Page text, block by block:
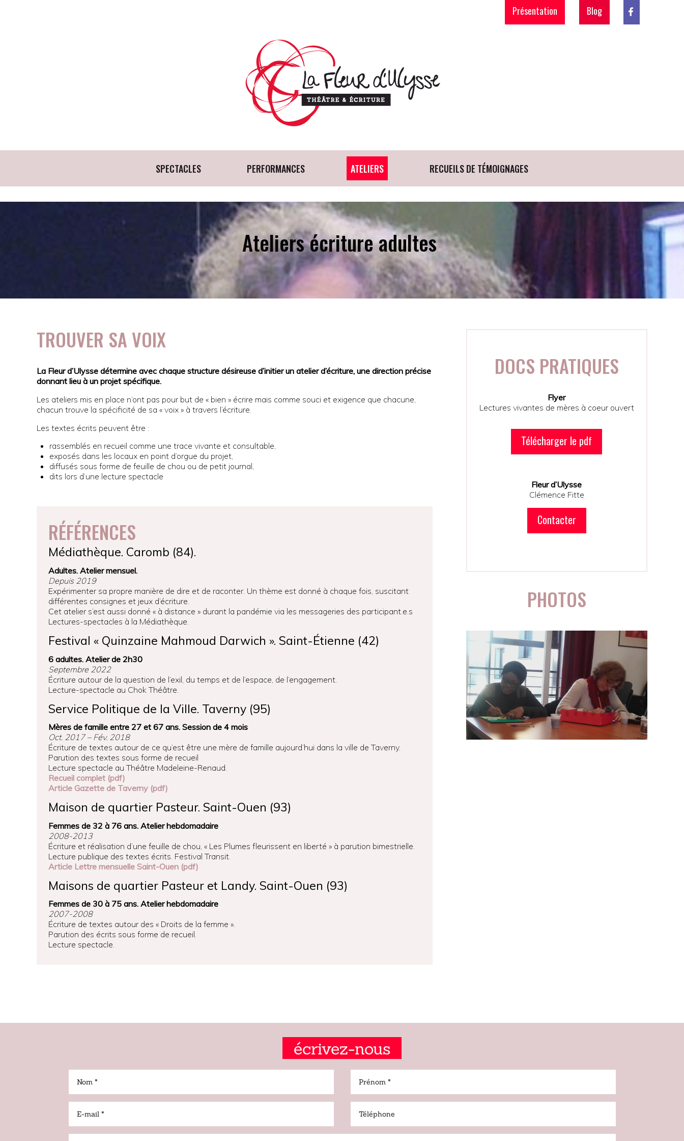
Présentation Blog
SPECTACLES PERFORMANCES ATELIERS RECUEILS DE TÉMOIGNAGES
Ateliers écriture adultes
TROUVER SA VOIX
La Fleur d’Ulysse détermine avec chaque structure désireuse d’initier un atelier d’écriture, une direction précise
donnant lieu à un projet spécifique.
Les ateliers mis en place n’ont pas pour but de « bien » écrire mais comme souci et exigence que chacune,
chacun trouve la spécificité de sa « voix » à travers l’écriture.
Les textes écrits peuvent être :
rassemblés en recueil comme une trace vivante et consultable,
exposés dans les locaux en point d’orgue du projet,
diffusés sous forme de feuille de chou ou de petit journal,
dits lors d’une lecture spectacle
RÉFÉRENCES
Médiathèque. Caromb (84).
Adultes. Atelier mensuel.
Depuis 2019
Expérimenter sa propre manière de dire et de raconter. Un thème est donné à chaque fois, suscitant
différentes consignes et jeux d’écriture.
Cet atelier s’est aussi donné « à distance » durant la pandémie via les messageries des participant.e.s
Lectures-spectacles à la Médiathèque.
Festival « Quinzaine Mahmoud Darwich ». Saint-Étienne (42)
6 adultes. Atelier de 2h30
Septembre 2022
Écriture autour de la question de l’exil, du temps et de l’espace, de l’engagement.
Lecture-spectacle au Chok Théâtre.
Service Politique de la Ville. Taverny (95)
Mères de famille entre 27 et 67 ans. Session de 4 mois
Oct. 2017 – Fév. 2018
Écriture de textes autour de ce qu’est être une mère de famille aujourd’hui dans la ville de Taverny.
Parution des textes sous forme de recueil
Lecture spectacle au Théâtre Madeleine-Renaud.
Recueil complet (pdf)
Article Gazette de Taverny (pdf)
Maison de quartier Pasteur. Saint-Ouen (93)
Femmes de 32 à 76 ans. Atelier hebdomadaire
2008-2013
Écriture et réalisation d’une feuille de chou, « Les Plumes fleurissent en liberté » à parution bimestrielle.
Lecture publique des textes écrits. Festival Transit.
Article Lettre mensuelle Saint-Ouen (pdf)
Maisons de quartier Pasteur et Landy. Saint-Ouen (93)
Femmes de 30 à 75 ans. Atelier hebdomadaire
2007-2008
Écriture de textes autour des « Droits de la femme ».
Parution des écrits sous forme de recueil.
Lecture spectacle.
DOCS PRATIQUES
Flyer
Lectures vivantes de mères à coeur ouvert
Télécharger le pdf
Fleur d’Ulysse
Clémence Fitte
Contacter
PHOTOS
écrivez-nous